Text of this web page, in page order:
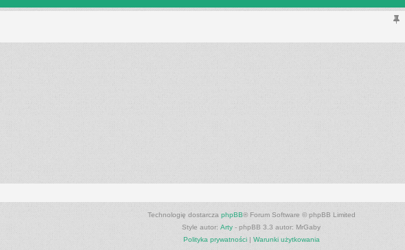
Technologię dostarcza phpBB® Forum Software © phpBB Limited
Style autor: Arty - phpBB 3.3 autor: MrGaby
Polityka prywatności| Warunki użytkowania